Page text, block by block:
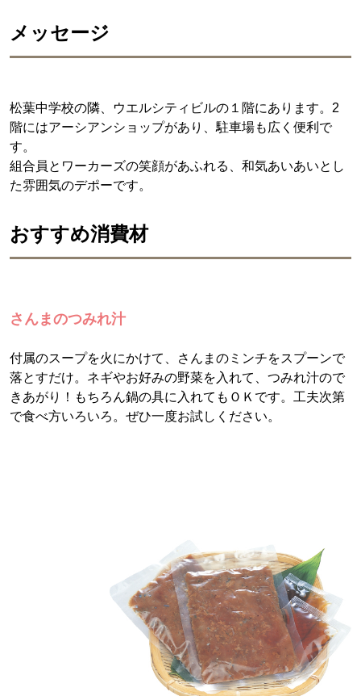
メッセージ
松葉中学校の隣、ウエルシティビルの１階にあります。2
階にはアーシアンショップがあり、駐車場も広く便利で
す。
組合員とワーカーズの笑顔があふれる、和気あいあいとし
た雰囲気のデポーです。
おすすめ消費材
さんまのつみれ汁
付属のスープを火にかけて、さんまのミンチをスプーンで
落とすだけ。ネギやお好みの野菜を入れて、つみれ汁ので
きあがり！もちろん鍋の具に入れてもＯＫです。工夫次第
で食べ方いろいろ。ぜひ一度お試しください。